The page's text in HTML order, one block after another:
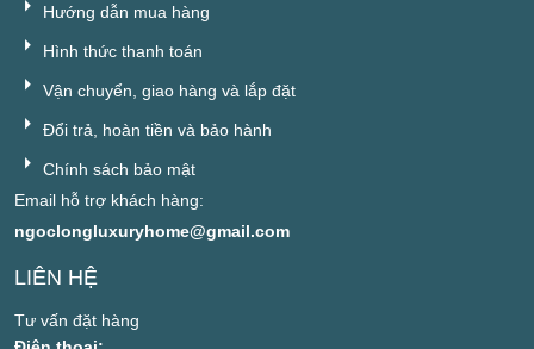
Hướng dẫn mua hàng
Hình thức thanh toán
Vận chuyển, giao hàng và lắp đặt
Đổi trả, hoàn tiền và bảo hành
Chính sách bảo mật
Email hỗ trợ khách hàng:
ngoclongluxuryhome@gmail.com
LIÊN HỆ
Tư vấn đặt hàng